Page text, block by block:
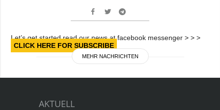
Let’s get started read our news at facebook messenger > > >
CLICK HERE FOR SUBSCRIBE
MEHR NACHRICHTEN
AKTUELL